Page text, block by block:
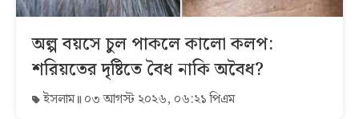
অল্প বয়সে চুল পাকলে কালো কলপ:
শরিয়তের দৃষ্টিতে বৈধ নাকি অবৈধ?
ইসলাম ০৩ আগস্ট ২০২৬, ০৬:২১ পিএম